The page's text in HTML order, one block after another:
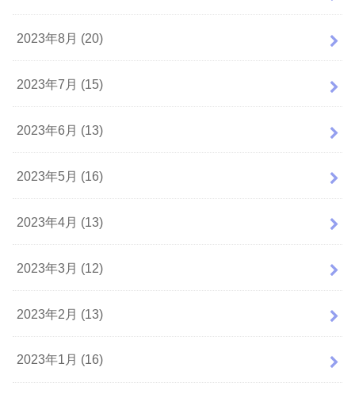
2023年8月 (20)
2023年7月 (15)
2023年6月 (13)
2023年5月 (16)
2023年4月 (13)
2023年3月 (12)
2023年2月 (13)
2023年1月 (16)